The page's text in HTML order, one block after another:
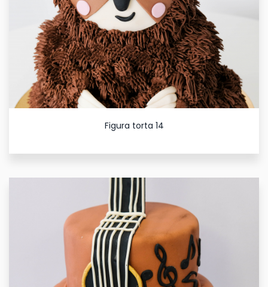
Figura torta 14